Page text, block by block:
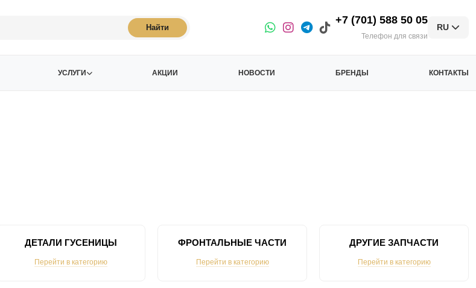
Найти
+7 (701) 588 50 05
Телефон для связи
RU
УСЛУГИ АКЦИИ НОВОСТИ БРЕНДЫ КОНТАКТЫ
ДЕТАЛИ ГУСЕНИЦЫ
Перейти в категорию
ФРОНТАЛЬНЫЕ ЧАСТИ
Перейти в категорию
ДРУГИЕ ЗАПЧАСТИ
Перейти в категорию